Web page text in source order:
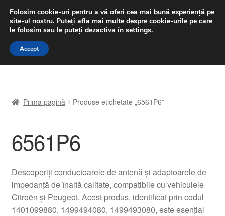
LIVRARE de la 33 lei
luni-vineri 9 a.m. - 4 p.m.031 229 6816
Sari
Sari
A lua legatura
Contul meu
Despre noi
Prima pagină Produse etichetate „6561P6”
6561P6
Descoperiți conductoarele de antenă și adaptoarele de
impedanță de înaltă calitate, compatibile cu vehiculele
Citroën și Peugeot. Acest produs, identificat prin codul
1401099880, 1499494080, 1499493080, este esențial
Folosim cookie-uri pentru a vă oferi cea mai bună experiență pe
site-ul nostru. Puteți afla mai multe despre cookie-urile pe care
le folosim sau le puteți dezactiva în settings.
Accept